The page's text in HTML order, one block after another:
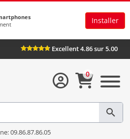
Installer
Excellent 4.86 sur
09.86.87.86.05
0